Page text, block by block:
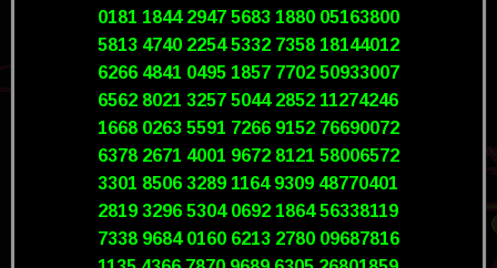
0181 1844 2947 5683 1880 05163800
5813 4740 2254 5332 7358 18144012
6266 4841 0495 1857 7702 50933007
6562 8021 3257 5044 2852 11274246
1668 0263 5591 7266 9152 76690072
6378 2671 4001 9672 8121 58006572
3301 8506 3289 1164 9309 48770401
2819 3296 5304 0692 1864 56338119
7338 9684 0160 6213 2780 09687816